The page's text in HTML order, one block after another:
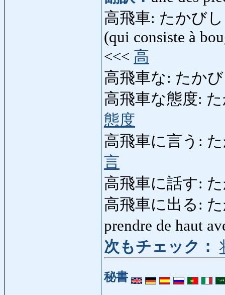
高飛車: たかびし
(qui consiste à
<<< 高
高飛車な: たかび
高飛車な態度:
態度
高飛車に言う:
言
高飛車に話す:
高飛車に出る:
prendre de haut
次もチェック：
秘書